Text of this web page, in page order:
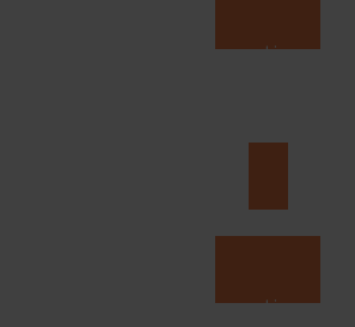
Termin zur
München
Termin zur